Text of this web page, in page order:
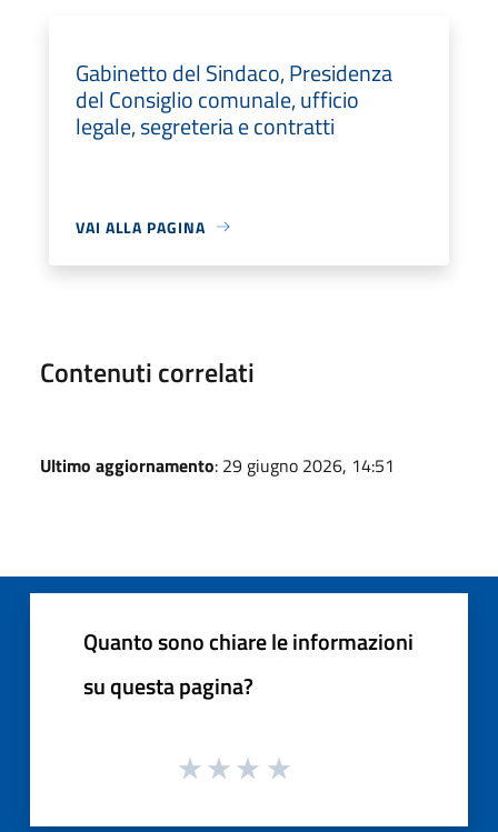
Gabinetto del Sindaco, Presidenza
del Consiglio comunale, ufficio
legale, segreteria e contratti
VAI ALLA PAGINA
Contenuti correlati
Ultimo aggiornamento: 29 giugno 2026, 14:51
Quanto sono chiare le informazioni
su questa pagina?